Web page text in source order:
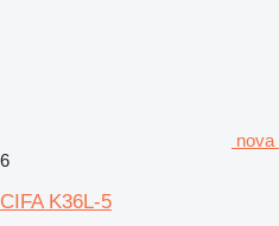
nova
6
CIFA K36L-5